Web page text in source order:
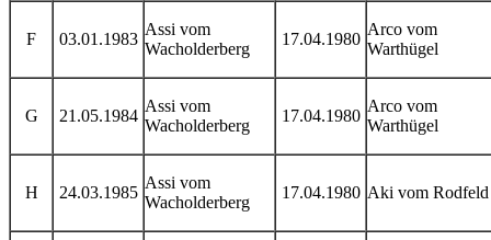
F 03.01.1983
Assi vom
Wacholderberg
17.04.1980
Arco vom
Warthügel
G 21.05.1984
Assi vom
Wacholderberg
17.04.1980
Arco vom
Warthügel
H 24.03.1985
Assi vom
Wacholderberg
17.04.1980 Aki vom Rodfeld